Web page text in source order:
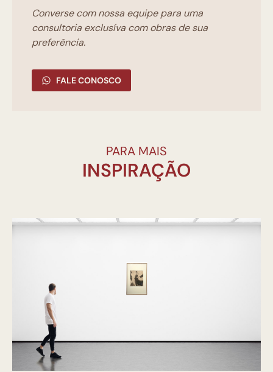
Converse com nossa equipe para uma
consultoria exclusíva com obras de sua
preferência.
FALE CONOSCO
PARA MAIS
INSPIRAÇÃO